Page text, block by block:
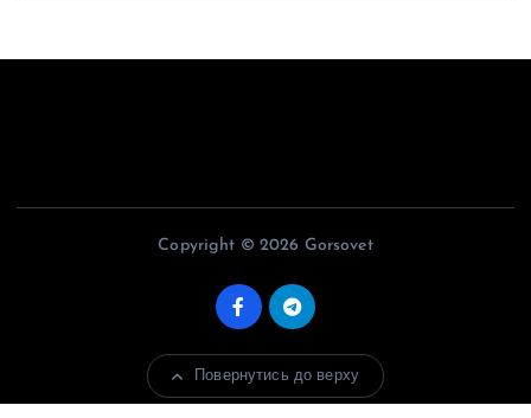
Copyright © 2026 Gorsovet
Повернутись до верху